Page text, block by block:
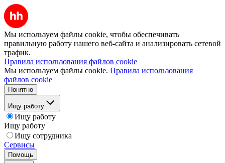
Мы используем файлы cookie, чтобы обеспечивать
правильную работу нашего веб-сайта и анализировать сетевой
трафик.
Правила использования файлов cookie
Мы используем файлы cookie. Правила использования
файлов cookie
Понятно
Ищу работу
Ищу работу
Ищу работу
Ищу сотрудника
Сервисы
Помощь